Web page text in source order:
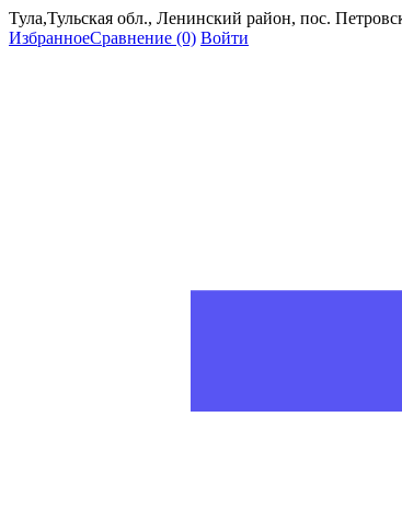
Тула,Тульская обл., Ленинский район, пос.
ИзбранноеСравнение (0) Войти